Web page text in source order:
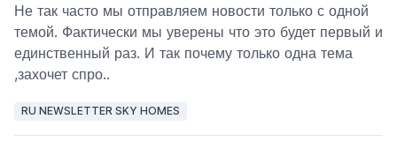
Не так часто мы отправляем новости только с одной
темой. Фактически мы уверены что это будет первый и
единственный раз. И так почему только одна тема
,захочет спро..
RU NEWSLETTER SKY HOMES